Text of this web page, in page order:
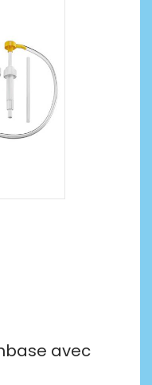
avec